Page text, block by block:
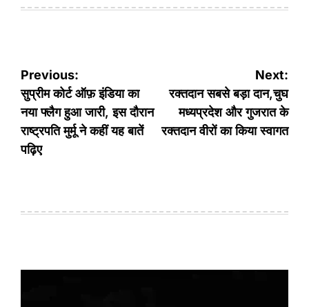
Post
navigation
Previous:
सुप्रीम कोर्ट ऑफ़ इंडिया का
नया फ्लैग हुआ जारी, इस दौरान
राष्ट्रपति मुर्मू ने कहीं यह बातें
पढ़िए
Next:
रक्तदान सबसे बड़ा दान,चुघ
मध्यप्रदेश और गुजरात के
रक्तदान वीरों का किया स्वागत